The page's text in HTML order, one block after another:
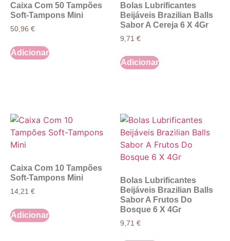
Caixa Com 50 Tampões
Soft-Tampons Mini
50,96 €
Adicionar
Bolas Lubrificantes
Beijáveis Brazilian Balls
Sabor A Cereja 6 X 4Gr
9,71 €
Adicionar
Caixa Com 10 Tampões
Soft-Tampons Mini
14,21 €
Adicionar
Bolas Lubrificantes
Beijáveis Brazilian Balls
Sabor A Frutos Do
Bosque 6 X 4Gr
9,71 €